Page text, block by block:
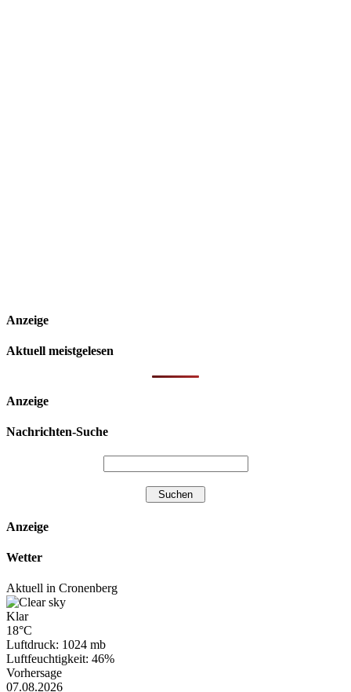
Anzeige
Aktuell meistgelesen
Anzeige
Nachrichten-Suche
Anzeige
Wetter
Aktuell in Cronenberg
Klar
18°C
Luftdruck: 1024 mb
Luftfeuchtigkeit: 46%
Vorhersage
07.08.2026